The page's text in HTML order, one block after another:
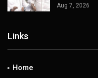
Aug 7, 2026
Links
Home